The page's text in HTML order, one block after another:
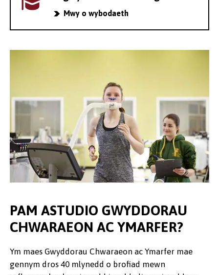
Mwy o wybodaeth
PAM ASTUDIO GWYDDORAU
CHWARAEON AC YMARFER?
Ym maes Gwyddorau Chwaraeon ac Ymarfer mae
gennym dros 40 mlynedd o brofiad mewn